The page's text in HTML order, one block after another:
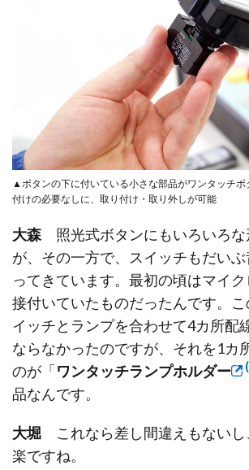
▲ボタンの下に付いている小さな部品がワンタッチ
付けの必要なしに、取り付け・取り外しが可能
大森 照光式ボタンにもいろいろな
が、その一方で、スイッチもだい
ってきています。最初の頃はマイ
接付いていたものだったんです。
イッチとランプを合わせて4カ所配
ならなかったのですが、それを1カ
のが「ワンタッチランプホルダー
品なんです。
大堀 これなら差し間違えもない
楽ですね。